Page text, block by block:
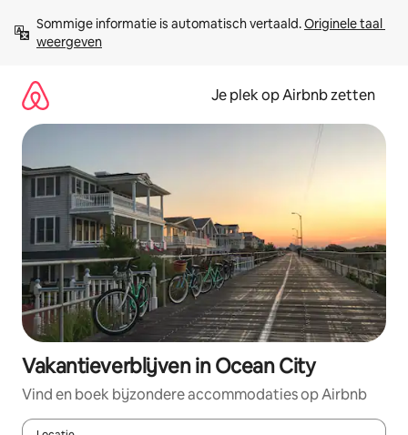
direct
naar
Sommige informatie is automatisch vertaald. Originele taal
weergeven
Je plek op Airbnb zetten
Vakantieverblijven in Ocean City
Vind en boek bijzondere accommodaties op Airbnb